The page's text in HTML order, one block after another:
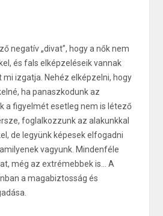
negatív „divat”, hogy a nők nem
és fals elképzeléseik vannak
izgatja. Nehéz elképzelni, hogy
ha panaszkodunk az
a figyelmét esetleg nem is létező
foglalkozzunk az alakunkkal
de legyünk képesek elfogadni
vagyunk. Mindenféle
még az extrémebbek is… A
a magabiztosság és